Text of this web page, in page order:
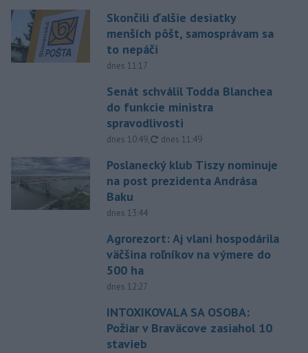
Skončili ďalšie desiatky
menších pôšt, samosprávam sa
to nepáči
dnes 11:17
Senát schválil Todda Blanchea
do funkcie ministra
spravodlivosti
dnes 10:49, aktualizované
dnes 11:49
Poslanecký klub Tiszy nominuje
na post prezidenta Andrása
Baku
dnes 13:44
Agrorezort: Aj vlani hospodárila
väčšina roľníkov na výmere do
500 ha
dnes 12:27
INTOXIKOVALA SA OSOBA:
Požiar v Braväcove zasiahol 10
stavieb